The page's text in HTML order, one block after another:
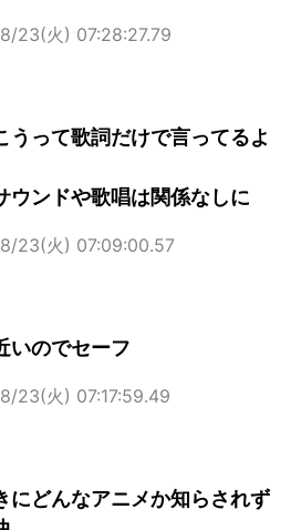
23(火) 07:28:27.79
うって歌詞だけで言ってるよ
ウンドや歌唱は関係なしに
23(火) 07:09:00.57
いのでセーフ
23(火) 07:17:59.49
にどんなアニメか知らされず